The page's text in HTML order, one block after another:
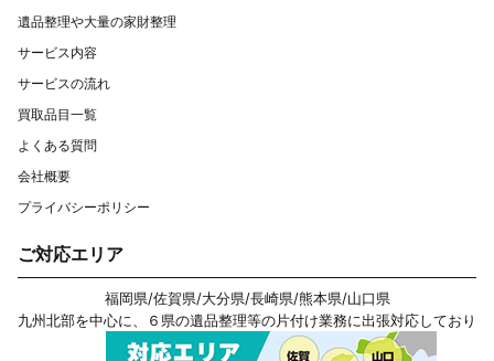
遺品整理や大量の家財整理
サービス内容
サービスの流れ
買取品目一覧
よくある質問
会社概要
プライバシーポリシー
ご対応エリア
福岡県/佐賀県/大分県/長崎県/熊本県/山口県
九州北部を中心に、６県の遺品整理等の片付け業務に出張対応しており